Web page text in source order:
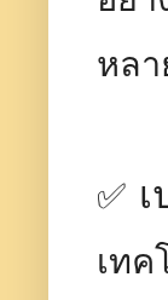
หลา
✅
เท